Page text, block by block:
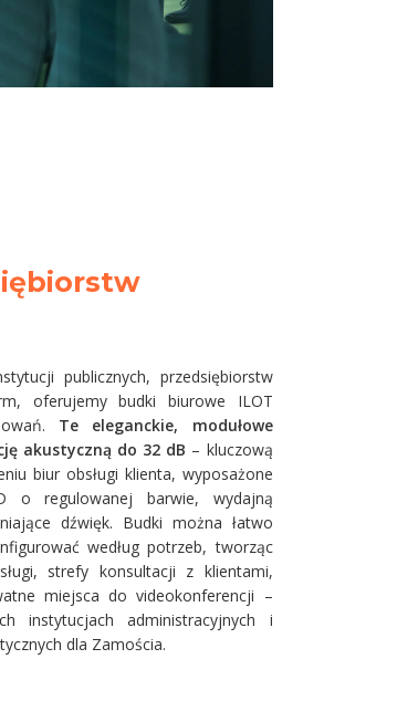
publicznych, przedsiębiorstw
oferujemy budki biurowe ILOT
Te eleganckie, modułowe
akustyczną do 32 dB – kluczową
biur obsługi klienta, wyposażone
o regulowanej barwie, wydajną
dźwięk. Budki można łatwo
według potrzeb, tworząc
strefy konsultacji z klientami,
miejsca do videokonferencji –
instytucjach administracyjnych i
dla Zamościa.